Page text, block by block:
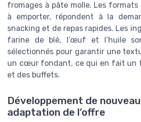
fromages à pâte molle. Les
à emporter, répondent à la
snacking et de repas rapides. Les
farine de blé, l’œuf et l’huile
sélectionnés pour garantir une
un cœur fondant, ce qui en fait un
et des buffets.
Développement de
adaptation de l’offre